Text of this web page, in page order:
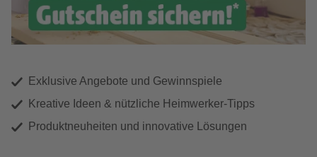
Exklusive Angebote und Gewinnspiele
Kreative Ideen & nützliche Heimwerker-Tipps
Produktneuheiten und innovative Lösungen